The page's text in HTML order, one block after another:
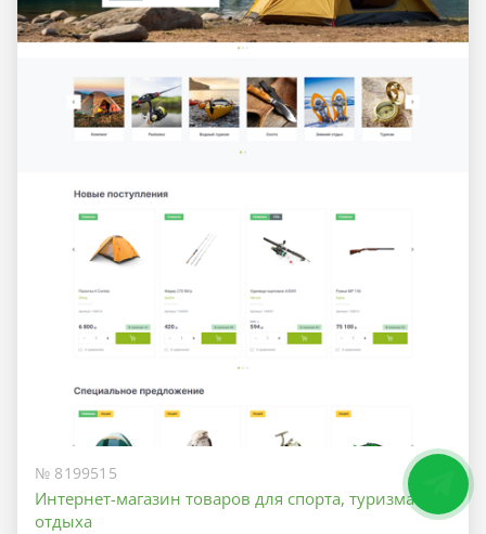
№ 8199515
Интернет-магазин товаров для спорта, туризма и
отдыха